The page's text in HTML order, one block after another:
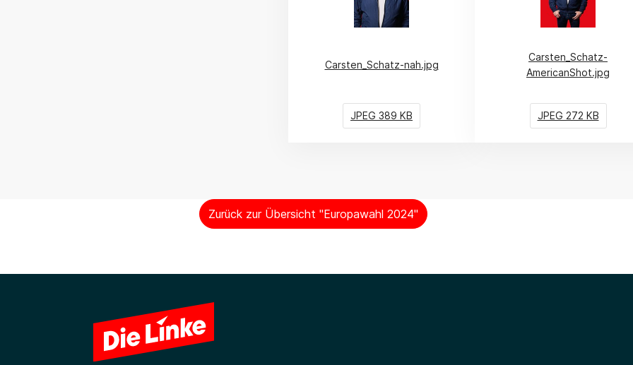
Carsten_Schatz-nah.jpg
JPEG 389 KB
Carsten_Schatz-
AmericanShot.jpg
JPEG 272 KB
Zurück zur Übersicht "Europawahl 2024"